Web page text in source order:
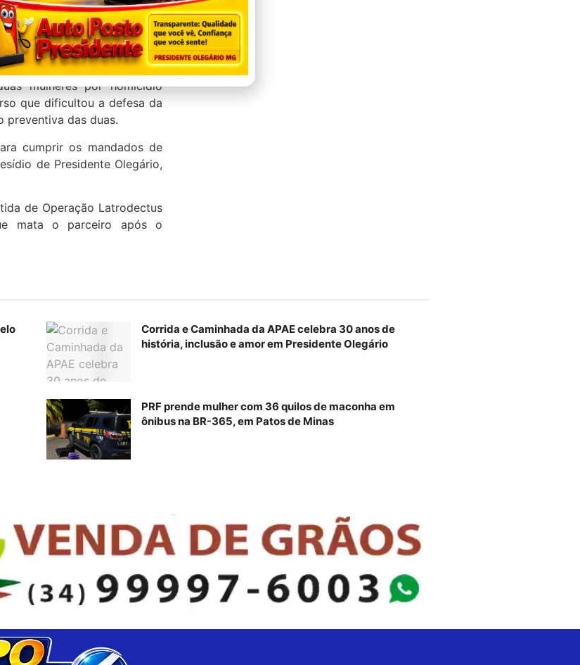
a bebida adulterada com
mal e foi até o córrego para
debaixo d’água até causar a
mulheres por homicídio
que dificultou a defesa da
preventiva das duas.
cumprir os mandados de
de Presidente Olegário,
de Operação Latrodectus
mata o parceiro após o
Corrida e Caminhada da APAE celebra 30 anos de
história, inclusão e amor em Presidente Olegário
PRF prende mulher com 36 quilos de maconha em
ônibus na BR-365, em Patos de Minas